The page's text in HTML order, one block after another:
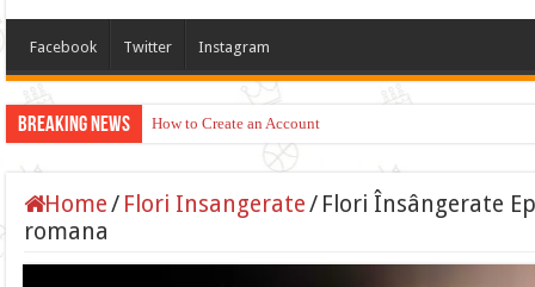
Facebook Twitter Instagram
Breaking News How to Create an Account
Home/ Flori Insangerate/ Flori Însângerate
romana